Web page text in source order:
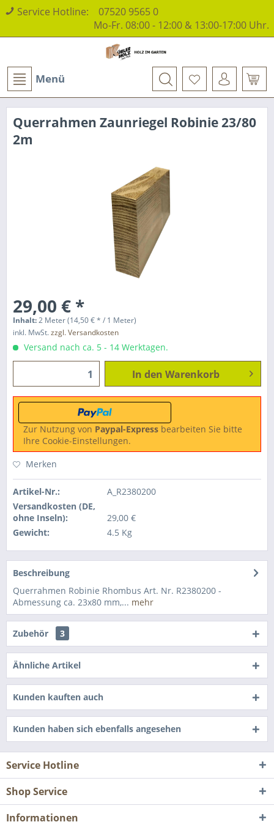
Service Hotline: 07520 9565 0
Mo-Fr. 08:00 - 12:00 & 13:00-17:00 Uhr.
Menü
Querrahmen Zaunriegel Robinie 23/80
2m
29,00 € *
Inhalt:2 Meter (14,50 € * / 1 Meter)
inkl. MwSt.zzgl. Versandkosten
Versand nach ca. 5 - 14 Werktagen.
In den Warenkorb
Zur Nutzung von Paypal-Express bearbeiten Sie bitte
Ihre Cookie-Einstellungen.
Merken
Artikel-Nr.:
A_R2380200
Versandkosten (DE,
ohne Inseln):
29,00 €
Gewicht:
4.5 Kg
Beschreibung
Querrahmen Robinie Rhombus Art. Nr. R2380200 -
Abmessung ca. 23x80 mm,... mehr
Zubehör 3
Ähnliche Artikel
Kunden kauften auch
Kunden haben sich ebenfalls angesehen
Service Hotline
Shop Service
Informationen